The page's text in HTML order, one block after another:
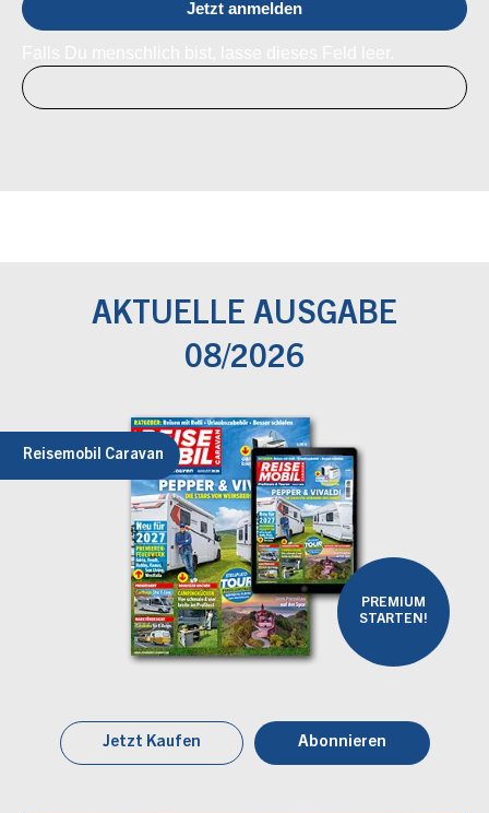
AKTUELLE AUSGABE
08/2026
Reisemobil Caravan
PREMIUM
STARTEN!
Jetzt Kaufen Abonnieren